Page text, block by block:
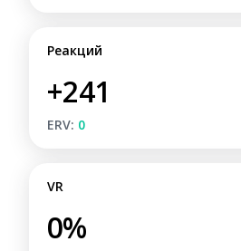
Реакций
+241
ERV: 0
VR
0%